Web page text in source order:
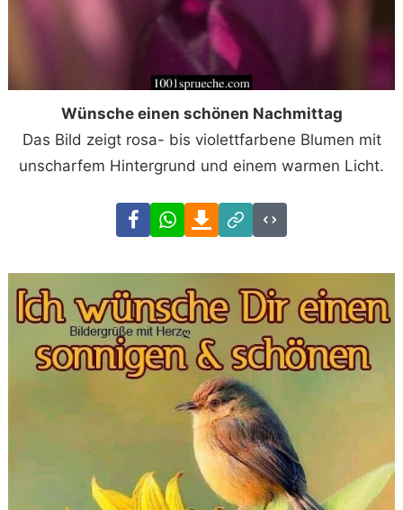
Wünsche einen schönen Nachmittag
Das Bild zeigt rosa- bis violettfarbene Blumen mit
unscharfem Hintergrund und einem warmen Licht.
FacebookWhatsAppDownload
Link
Code